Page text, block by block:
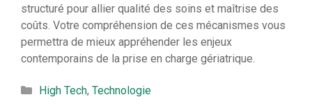
structuré pour allier qualité des soins et maîtrise des
coûts. Votre compréhension de ces mécanismes vous
permettra de mieux appréhender les enjeux
contemporains de la prise en charge gériatrique.
Catégories
High Tech, Technologie